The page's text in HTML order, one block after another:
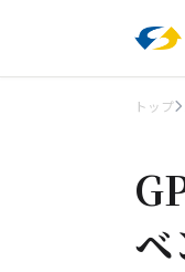
トップ
ベ